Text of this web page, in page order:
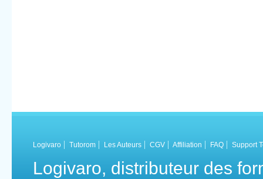
Logivaro Tutorom Les Auteurs CGV Affiliation FAQ Support
Logivaro, distributeur des